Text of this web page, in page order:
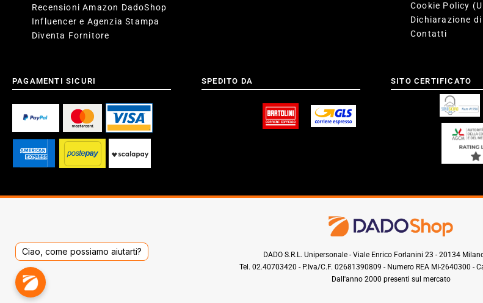
Recensioni Amazon DadoShop
Influencer e Agenzia Stampa
Diventa Fornitore
Cookie Policy
Dichiarazione
Contatti
PAGAMENTI SICURI SPEDITO DA SITO CERTIFICATO
DADO S.R.L. Unipersonale - Viale Enrico Forlanini 23 - 20134
Tel. 02.40703420 - P.Iva/C.F. 02681390809 - Numero REA MI-2640300 -
Dall'anno 2000 presenti sul mercato
Ciao, come possiamo aiutarti?